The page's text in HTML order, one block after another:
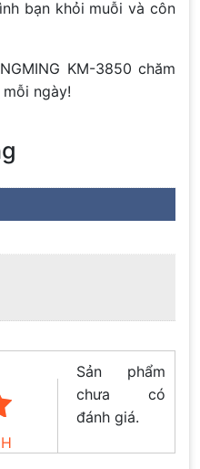
bạn khỏi muỗi và côn
KM-3850 chăm
ngày!
Sản phẩm
chưa có
đánh giá.